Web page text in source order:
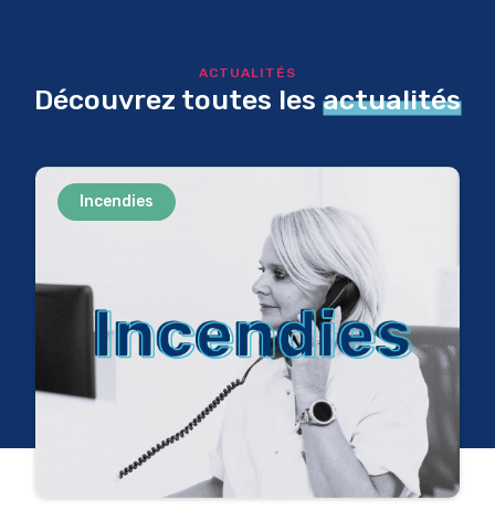
ACTUALITÉS
Découvrez toutes les actualités
Incendies